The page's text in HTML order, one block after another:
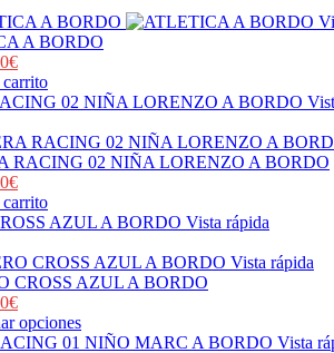
A BORDO
€
RACING 02 NIÑA LORENZO A BORDO
€
Vista rápida
Vista rápida
CROSS AZUL A BORDO
€
opciones
Vista